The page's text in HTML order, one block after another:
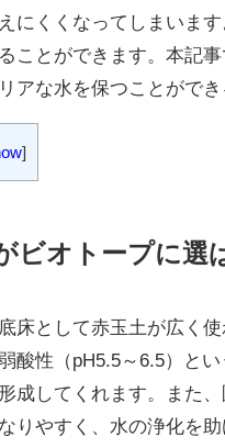
にくくなってしまいま
ことができます。本記
アな水を保つことがで
ビオトープに選
床として赤玉土が広く
酸性（pH5.5～6.5）と
成してくれます。また
りやすく、水の浄化を